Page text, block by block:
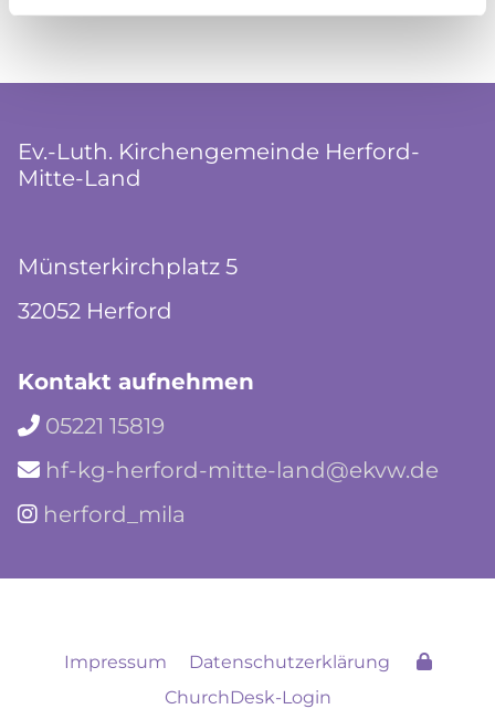
Ev.-Luth. Kirchengemeinde Herford-
Mitte-Land
Münsterkirchplatz 5
32052 Herford
Kontakt aufnehmen
 05221 15819
 hf-kg-herford-mitte-land@ekvw.de
 herford_mila
Impressum
Datenschutzerklärung
ChurchDesk-Login